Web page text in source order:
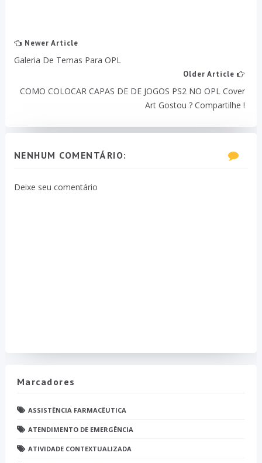
Newer Article
Galeria De Temas Para OPL
Older Article
COMO COLOCAR CAPAS DE DE JOGOS PS2 NO OPL Cover
Art Gostou ? Compartilhe !
NENHUM COMENTÁRIO:
Deixe seu comentário
Marcadores
ASSISTÊNCIA FARMACÊUTICA
ATENDIMENTO DE EMERGÊNCIA
ATIVIDADE CONTEXTUALIZADA